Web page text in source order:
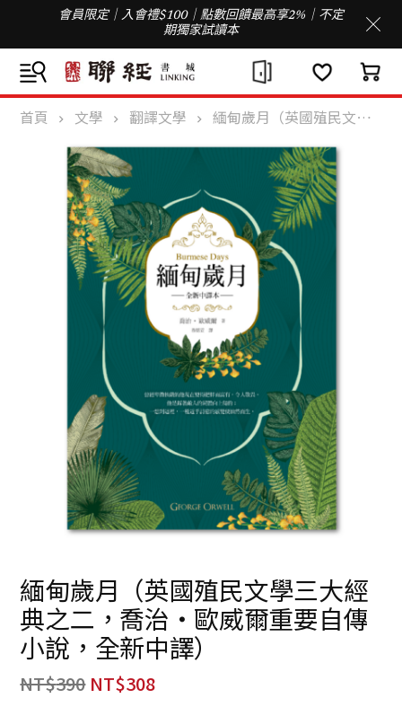
會員限定｜入會禮$100｜點數回饋最高享2%｜不定
期獨家試讀本
首頁 文學 翻譯文學 緬甸歲月（英國殖民文學三大經典之二，喬治‧歐威爾重要自傳小說，全新中譯）
緬甸歲月（英國殖民文學三大經
典之二，喬治‧歐威爾重要自傳
小說，全新中譯）
NT$390 NT$308